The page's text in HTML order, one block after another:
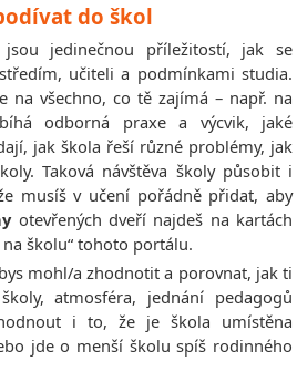
do škol
jedinečnou příležitostí, jak se
učiteli a podmínkami studia.
na všechno, co tě zajímá – např. na
odborná praxe a výcvik, jaké
jak škola řeší různé problémy, jak
Taková návštěva školy působit i
musíš v učení pořádně přidat, aby
otevřených dveří najdeš na kartách
na školu“ tohoto portálu.
mohl/a zhodnotit a porovnat, jak ti
atmosféra, jednání pedagogů
i to, že je škola umístěna
jde o menší školu spíš rodinného